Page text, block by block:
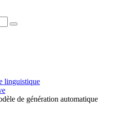
linguistique
de génération automatique